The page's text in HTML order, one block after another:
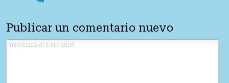
Publicar un comentario nuevo